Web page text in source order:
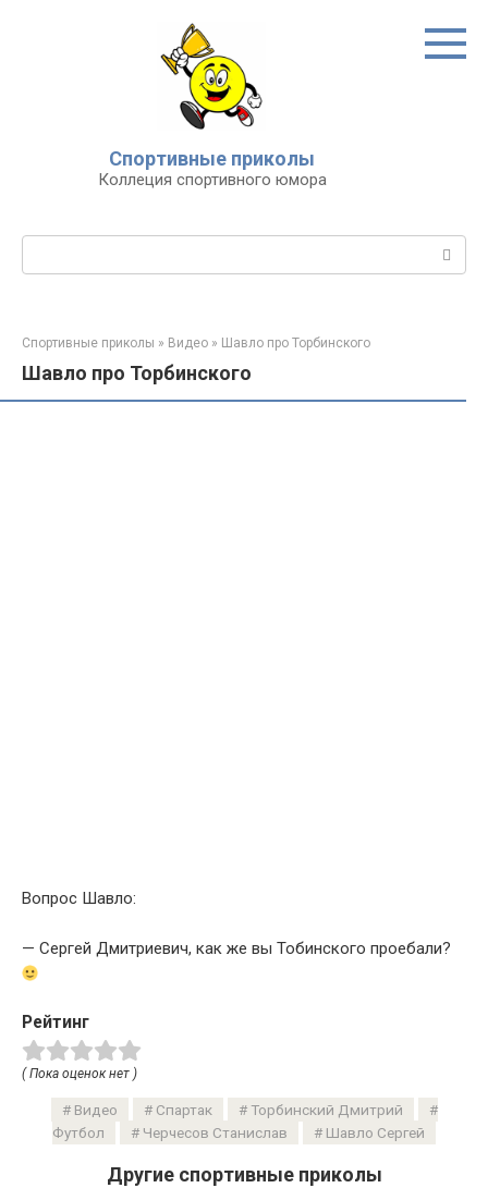
Спортивные приколы
Коллеция спортивного юмора
Спортивные приколы » Видео » Шавло про Торбинского
Шавло про Торбинского
Вопрос Шавло:
— Сергей Дмитриевич, как же вы Тобинского проебали?
Рейтинг
( Пока оценок нет )
Видео Спартак
Торбинский Дмитрий
Футбол
Черчесов Станислав Шавло Сергей
Другие спортивные приколы